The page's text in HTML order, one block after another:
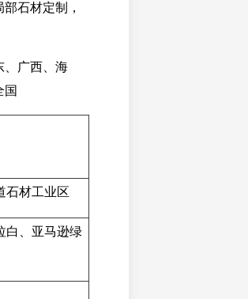
石材定制，
、广西、海
国
石材工业区
白、亚马逊绿